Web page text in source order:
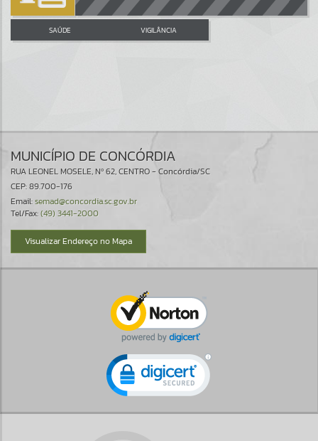
SAÚDE VIGILÂNCIA
MUNICÍPIO DE CONCÓRDIA
RUA LEONEL MOSELE, Nº 62, CENTRO - Concórdia/SC
CEP: 89.700-176
Email:semad@concordia.sc.gov.br
Tel/Fax:(49) 3441-2000
Visualizar Endereço no Mapa